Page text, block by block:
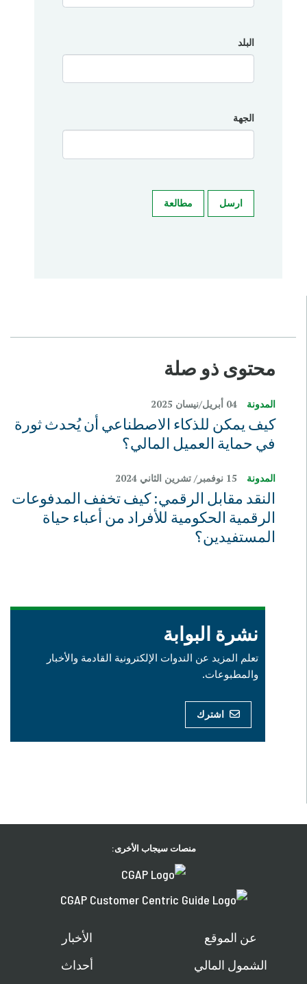
البلد
الجهة
ارسل مطالعة
محتوى ذو صلة
المدونة 04 أبريل/نيسان 2025
كيف يمكن للذكاء الاصطناعي أن يُحدث ثورة
في حماية العميل المالي؟
المدونة 15 نوفمبر/ تشرين الثاني 2024
النقد مقابل الرقمي: كيف تخفف المدفوعات
الرقمية الحكومية للأفراد من أعباء حياة
المستفيدين؟
نشرة البوابة
تعلم المزيد عن الندوات الإلكترونية القادمة والأخبار
والمطبوعات.
اشترك
منصات سيجاب الأخرى:
عن الموقع
الشمول المالي
الأخبار
أحداث